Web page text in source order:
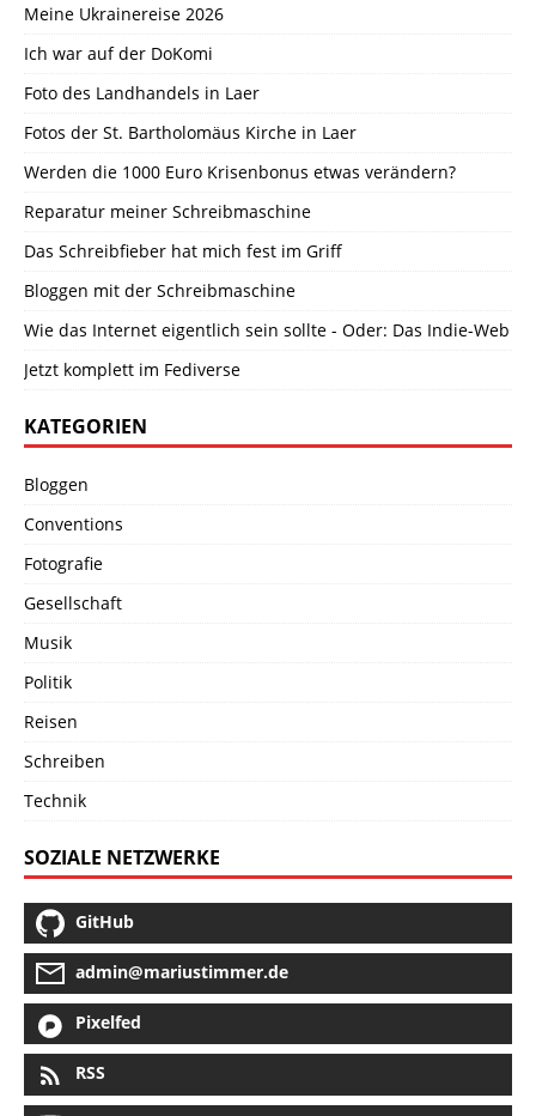
Meine Ukrainereise 2026
Ich war auf der DoKomi
Foto des Landhandels in Laer
Fotos der St. Bartholomäus Kirche in Laer
Werden die 1000 Euro Krisenbonus etwas verändern?
Reparatur meiner Schreibmaschine
Das Schreibfieber hat mich fest im Griff
Bloggen mit der Schreibmaschine
Wie das Internet eigentlich sein sollte - Oder: Das Indie-Web
Jetzt komplett im Fediverse
KATEGORIEN
Bloggen
Conventions
Fotografie
Gesellschaft
Musik
Politik
Reisen
Schreiben
Technik
SOZIALE NETZWERKE
GitHub
admin@mariustimmer.de
Pixelfed
RSS